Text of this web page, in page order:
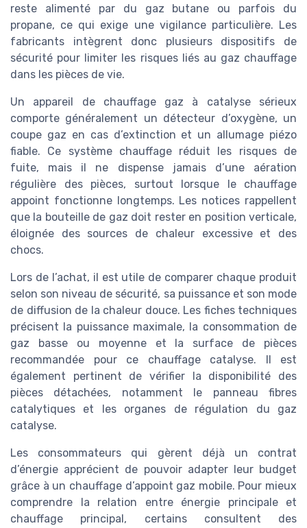
reste alimenté par du gaz butane ou parfois du
propane, ce qui exige une vigilance particulière. Les
fabricants intègrent donc plusieurs dispositifs de
sécurité pour limiter les risques liés au gaz chauffage
dans les pièces de vie.
Un appareil de chauffage gaz à catalyse sérieux
comporte généralement un détecteur d’oxygène, un
coupe gaz en cas d’extinction et un allumage piézo
fiable. Ce système chauffage réduit les risques de
fuite, mais il ne dispense jamais d’une aération
régulière des pièces, surtout lorsque le chauffage
appoint fonctionne longtemps. Les notices rappellent
que la bouteille de gaz doit rester en position verticale,
éloignée des sources de chaleur excessive et des
chocs.
Lors de l’achat, il est utile de comparer chaque produit
selon son niveau de sécurité, sa puissance et son mode
de diffusion de la chaleur douce. Les fiches techniques
précisent la puissance maximale, la consommation de
gaz basse ou moyenne et la surface de pièces
recommandée pour ce chauffage catalyse. Il est
également pertinent de vérifier la disponibilité des
pièces détachées, notamment le panneau fibres
catalytiques et les organes de régulation du gaz
catalyse.
Les consommateurs qui gèrent déjà un contrat
d’énergie apprécient de pouvoir adapter leur budget
grâce à un chauffage d’appoint gaz mobile. Pour mieux
comprendre la relation entre énergie principale et
chauffage principal, certains consultent des